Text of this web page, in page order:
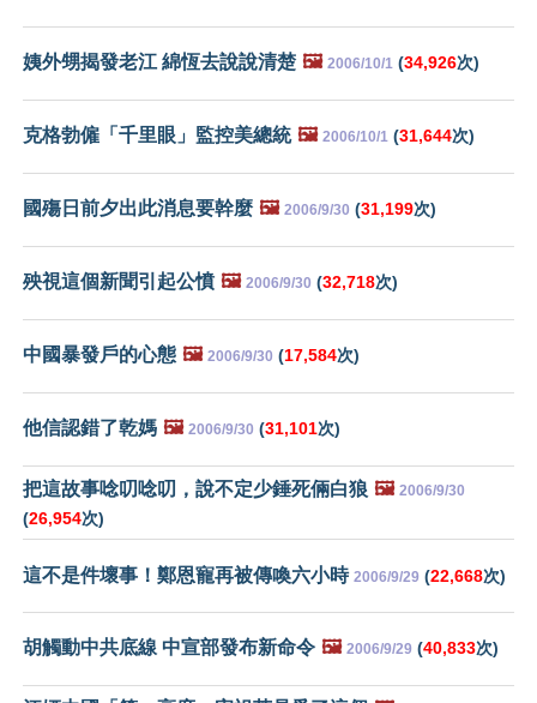
姨外甥揭發老江 綿恆去說說清楚 🖼️ 2006/10/1 (34,926次)
克格勃僱「千里眼」監控美總統 🖼️ 2006/10/1 (31,644次)
國殤日前夕出此消息要幹麼 🖼️ 2006/9/30 (31,199次)
殃視這個新聞引起公憤 🖼️ 2006/9/30 (32,718次)
中國暴發戶的心態 🖼️ 2006/9/30 (17,584次)
他信認錯了乾媽 🖼️ 2006/9/30 (31,101次)
把這故事唸叨唸叨，說不定少錘死倆白狼 🖼️ 2006/9/30
(26,954次)
這不是件壞事！鄭恩寵再被傳喚六小時 2006/9/29 (22,668次)
胡觸動中共底線 中宣部發布新命令 🖼️ 2006/9/29 (40,833次)